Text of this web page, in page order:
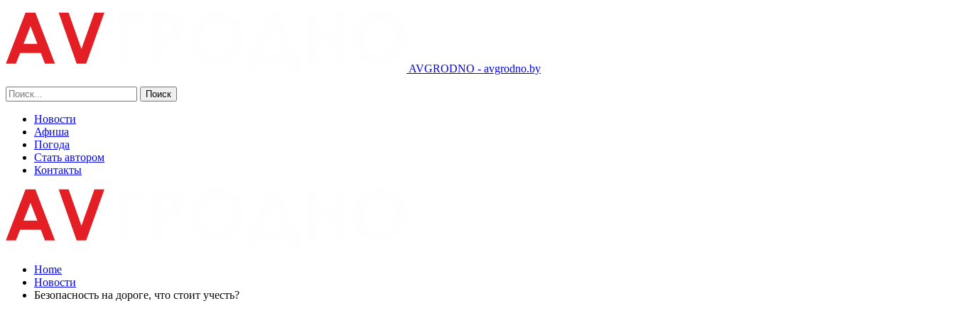
AVGRODNO - avgrodno.by
Новости
Афиша
Погода
Стать автором
Контакты
Home
Новости
Безопасность на дороге, что стоит учесть?